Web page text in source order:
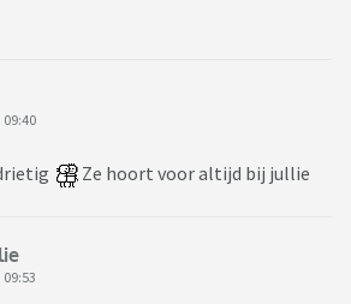
Ze hoort voor altijd bij jullie